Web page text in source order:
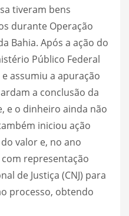
tiveram bens
durante Operação
Bahia. Após a ação do
Público Federal
assumiu a apuração
a conclusão da
e o dinheiro ainda não
iniciou ação
valor e, no ano
representação
de Justiça (CNJ) para
processo, obtendo